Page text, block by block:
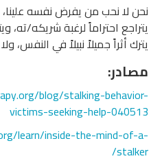
نحن لا نحب من يفرض نفسه
يتراجع احتراماً لرغبة شريكه/
يترك أثراً جميلاً نبيلاً في النفس،
مصادر:
blog/stalking-behavior-
victims-seeking-help-040513
learn/inside-the-mind-of-a-
stalker/